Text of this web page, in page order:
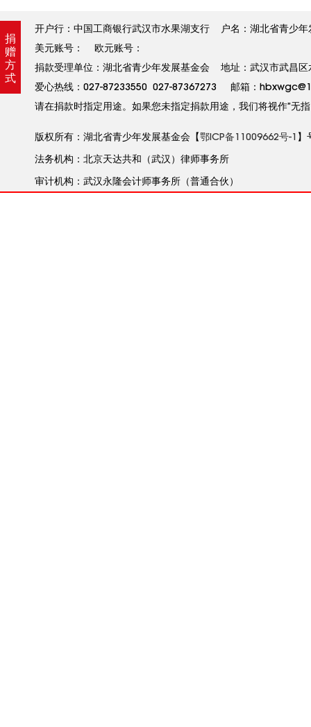
捐
赠
方
式
开户行：中国工商银行武汉市水果湖支行 户名：湖北省青
美元账号： 欧元账号：
捐款受理单位：湖北省青少年发展基金会 地址：武汉市武昌
爱心热线：027-87233550 027-87367273 邮箱：
请在捐款时指定用途。如果您未指定捐款用途，我们将视作”无
版权所有：湖北省青少年发展基金会【鄂ICP备11009662号-1 】
法务机构：北京天达共和（武汉）律师事务所
审计机构：武汉永隆会计师事务所（普通合伙）